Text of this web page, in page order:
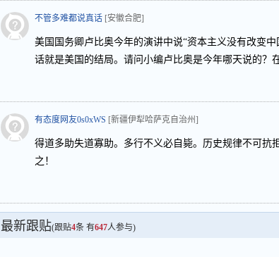
不管多难都说真话 [安徽合肥]
美国国务卿卢比奥今年的演讲中说“资本主义没有改变
话就是美国的结局。请问小编卢比奥是今年哪天说的？
有态度网友0s0xWS [新疆伊犁哈萨克自治州]
得道多助失道寡助。多行不义必自毙。历史规律不可抗
之！
最新跟贴(跟贴4条 有647人参与)